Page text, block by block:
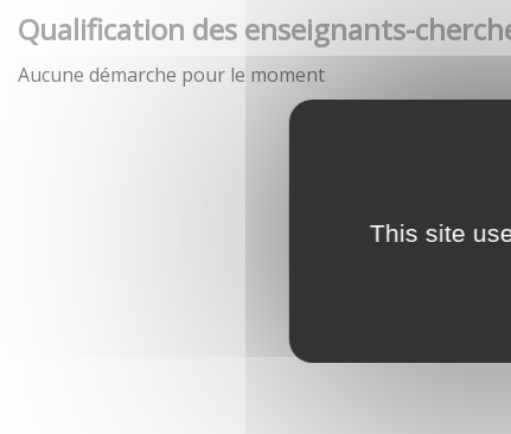
This site
Qualification des enseignants-
Aucune démarche pour le moment